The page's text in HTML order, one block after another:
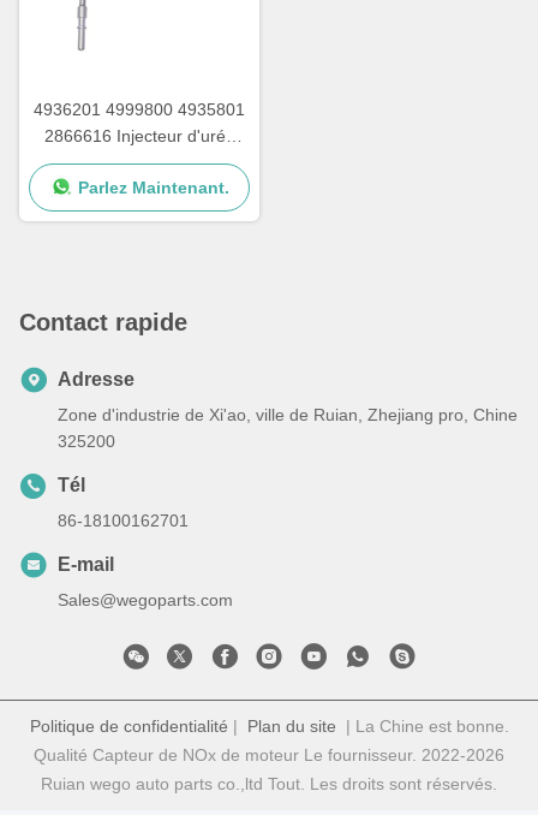
4936201 4999800 4935801
2866616 Injecteur d'urée
avec écrous pour pompe à
urée Cummins
Parlez Maintenant.
Contact rapide
Adresse
Zone d'industrie de Xi'ao, ville de Ruian, Zhejiang pro, Chine
325200
Tél
86-18100162701
E-mail
Sales@wegoparts.com
Politique de confidentialité | Plan du site | La Chine est bonne.
Qualité Capteur de NOx de moteur Le fournisseur. 2022-2026
Ruian wego auto parts co.,ltd Tout. Les droits sont réservés.